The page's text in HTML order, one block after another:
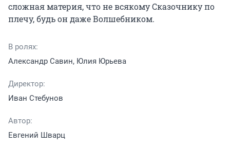
сложная материя, что не всякому Сказочнику по
плечу, будь он даже Волшебником.
В ролях:
Александр Савин, Юлия Юрьева
Директор:
Иван Стебунов
Автор:
Евгений Шварц